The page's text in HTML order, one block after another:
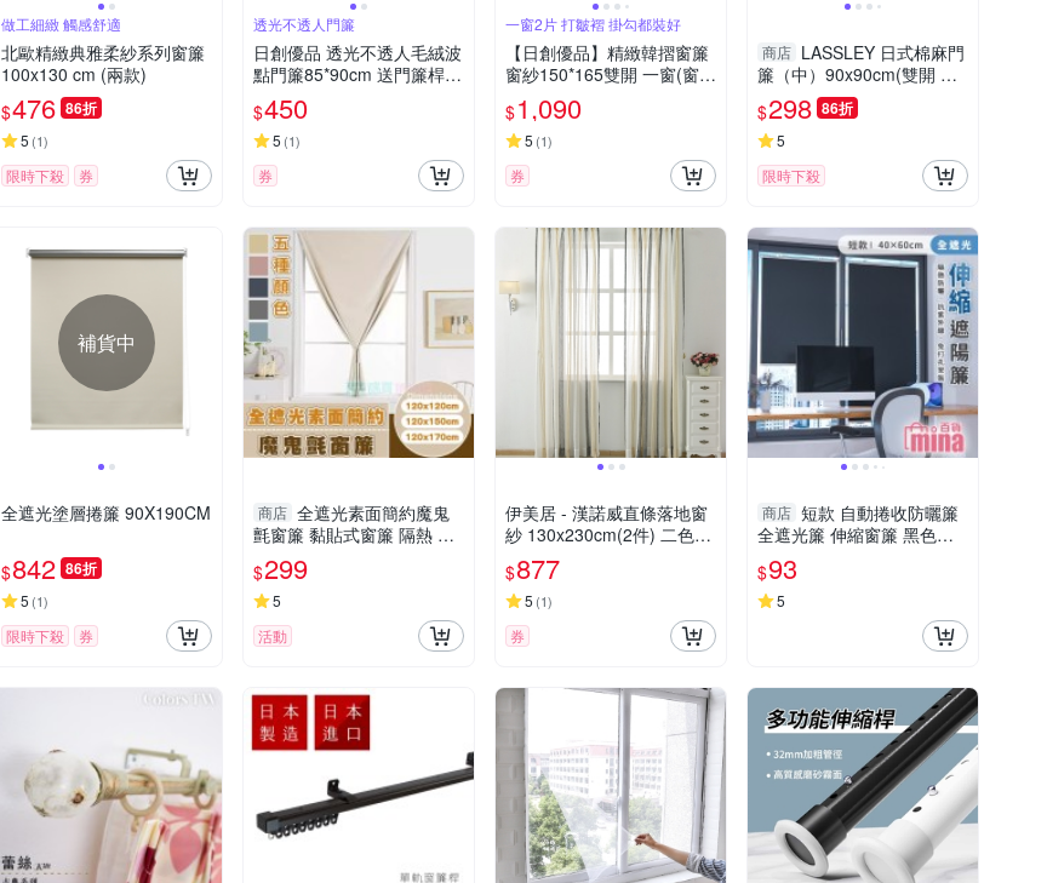
做工細緻 觸感舒適
北歐精緻典雅柔紗系列窗簾
100x130 cm (兩款)
$476 86折
5 (1)
限時下殺 券
透光不透人門簾
日創優品 透光不透人毛絨波
點門簾85*90cm 送門簾桿
(門簾/長門簾/隔簾/穿桿窗
簾/短簾/咖啡簾)
$450
5 (1)
券
一窗2片 打皺褶 掛勾都裝好
【日創優品】精緻韓摺窗簾
窗紗150*165雙開 一窗(窗
紗/遮光窗簾/長門簾/窗簾/拉
簾/客廳隔簾)
$1,090
5 (1)
券
商店 LASSLEY 日式棉麻門
簾（中）90x90cm(雙開 布
簾)
$298 86折
5
限時下殺
補貨中
全遮光塗層捲簾 90X190CM
$842 86折
5 (1)
限時下殺 券
商店 全遮光素面簡約魔鬼
氈窗簾 黏貼式窗簾 隔熱 遮
光遮陽 窗簾布 門簾 不透光
$299
5
活動
伊美居 - 漢諾威直條落地窗
紗 130x230cm(2件) 二色可
選
$877
5 (1)
券
商店 短款 自動捲收防曬簾
全遮光簾 伸縮窗簾 黑色窗
簾 吸盤固定 防曬簾 西曬
【F0767】
$93
5